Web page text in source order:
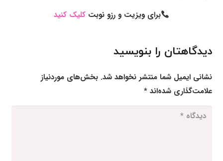
برای ویزیت و رزو نوبتکلیک کنید
دیدگاهتان را بنویسید
نشانی ایمیل شما منتشر نخواهد شد. بخش‌های موردنیاز
علامت‌گذاری شده‌اند*